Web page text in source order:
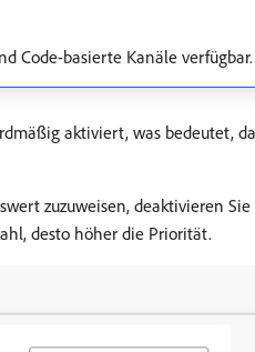
Code-basierte Kanäle verfügbar.
aktiviert, was bedeutet,
zuzuweisen, deaktivieren
desto höher die Priorität.